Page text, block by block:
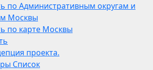
по Административным округам и
Москвы
по карте Москвы
проекта.
Список